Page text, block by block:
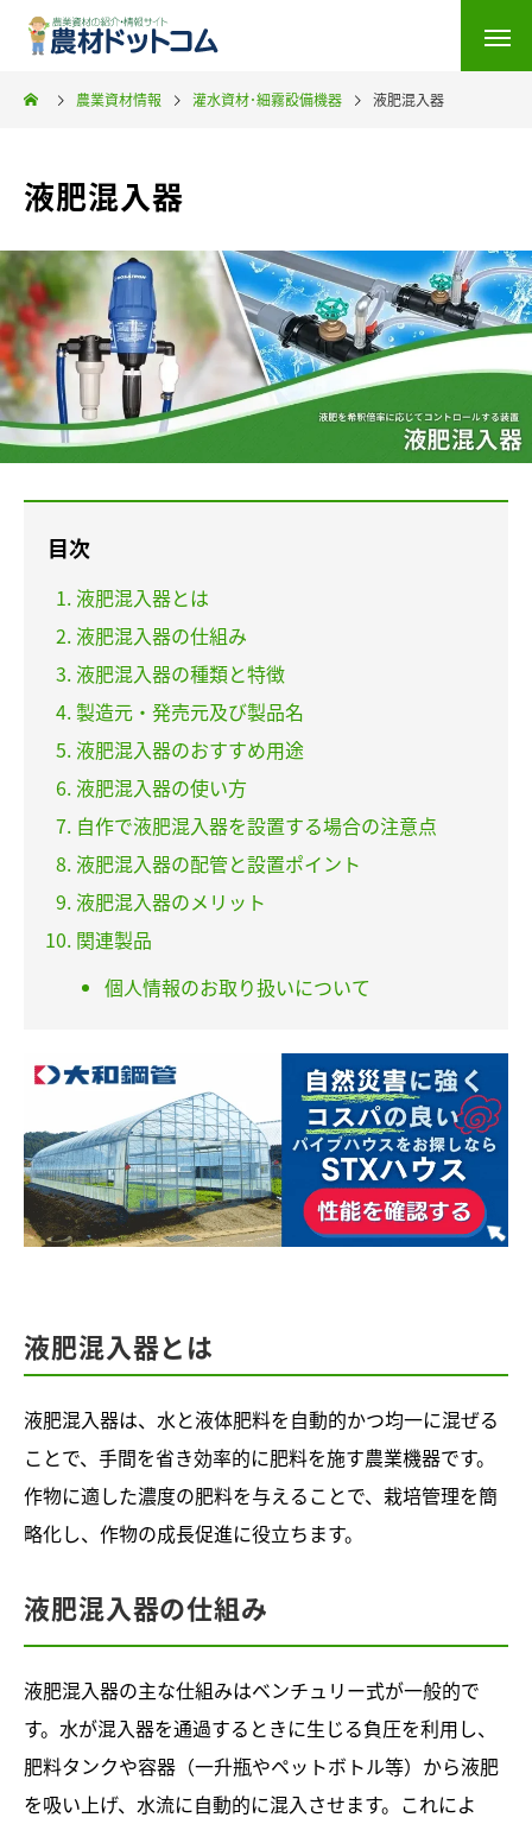
農業資材情報 灌水資材･細霧設備機器 液肥混入器
液肥混入器
目次
液肥混入器とは
液肥混入器の仕組み
液肥混入器の種類と特徴
製造元・発売元及び製品名
液肥混入器のおすすめ用途
液肥混入器の使い方
自作で液肥混入器を設置する場合の注意点
液肥混入器の配管と設置ポイント
液肥混入器のメリット
関連製品
個人情報のお取り扱いについて
液肥混入器とは
液肥混入器は、水と液体肥料を自動的かつ均一に混ぜる
ことで、手間を省き効率的に肥料を施す農業機器です。
作物に適した濃度の肥料を与えることで、栽培管理を簡
略化し、作物の成長促進に役立ちます。
液肥混入器の仕組み
液肥混入器の主な仕組みはベンチュリー式が一般的で
す。水が混入器を通過するときに生じる負圧を利用し、
肥料タンクや容器（一升瓶やペットボトル等）から液肥
を吸い上げ、水流に自動的に混入させます。これによ